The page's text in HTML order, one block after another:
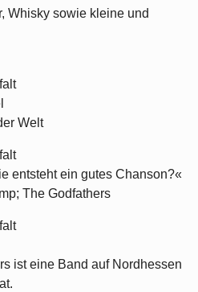
Whisky sowie kleine und
Welt
entsteht ein gutes Chanson?«
The Godfathers
ist eine Band auf Nordhessen